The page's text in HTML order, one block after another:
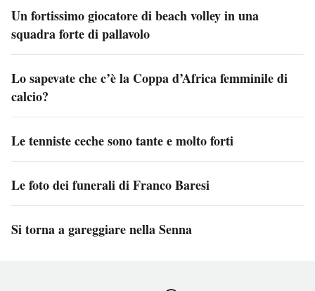
Un fortissimo giocatore di beach volley in una
squadra forte di pallavolo
Lo sapevate che c’è la Coppa d’Africa femminile di
calcio?
Le tenniste ceche sono tante e molto forti
Le foto dei funerali di Franco Baresi
Si torna a gareggiare nella Senna